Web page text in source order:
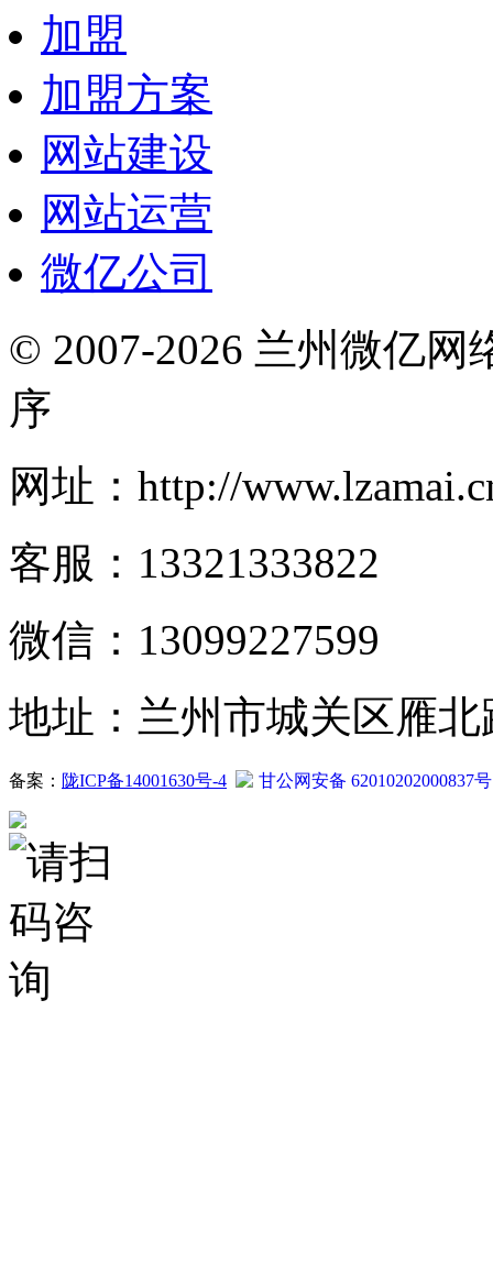
加盟
加盟方案
网站建设
网站运营
微亿公司
© 2007-2026 兰州微亿网
序
网址：http://
客服：13321333822
微信：13099227599
地址：兰州市城关区雁北
备案： 陇ICP备14001630号-4 甘公网安备 62010202000837号